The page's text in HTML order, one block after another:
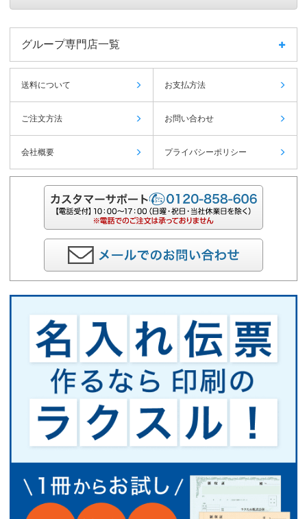
グループ専門店一覧
送料について お支払方法
ご注文方法 お問い合わせ
会社概要 プライバシーポリシー